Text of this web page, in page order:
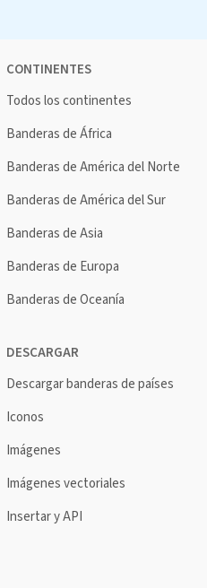
CONTINENTES
Todos los continentes
Banderas de África
Banderas de América del Norte
Banderas de América del Sur
Banderas de Asia
Banderas de Europa
Banderas de Oceanía
DESCARGAR
Descargar banderas de países
Iconos
Imágenes
Imágenes vectoriales
Insertar y API